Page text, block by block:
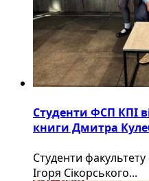
Студенти ФСП КПІ
книги Дмитра
Студенти факультету
Ігоря Сікорського...